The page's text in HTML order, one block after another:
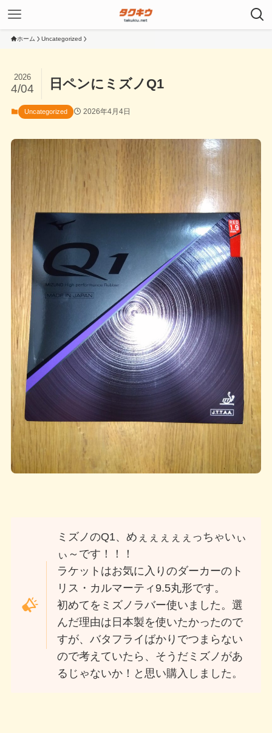
ホーム Uncategorized
日ペンにミズノQ1
2026
4/04
Uncategorized 2026年4月4日
ミズノのQ1、めぇぇぇぇぇっちゃいぃ
ぃ～です！！！
ラケットはお気に入りのダーカーのト
リス・カルマーティ9.5丸形です。
初めてをミズノラバー使いました。選
んだ理由は日本製を使いたかったので
すが、バタフライばかりでつまらない
ので考えていたら、そうだミズノがあ
るじゃないか！と思い購入しました。